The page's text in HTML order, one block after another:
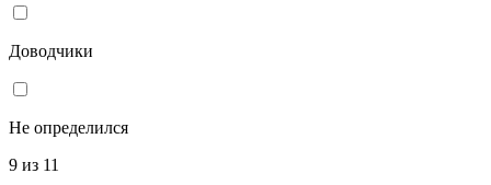
Доводчики
Не определился
9 из 11